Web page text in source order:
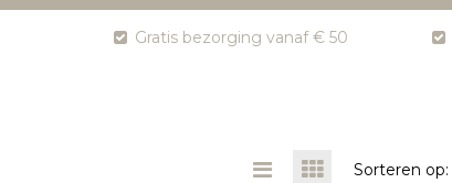
Gratis bezorging vanaf € 50
Sorteren op: